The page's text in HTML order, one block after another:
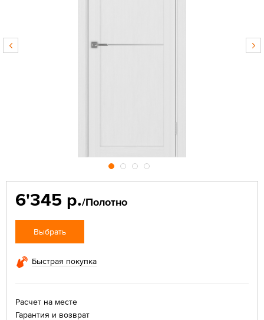
6'345 р./Полотно
Выбрать
Быстрая покупка
Расчет на месте
Гарантия и возврат